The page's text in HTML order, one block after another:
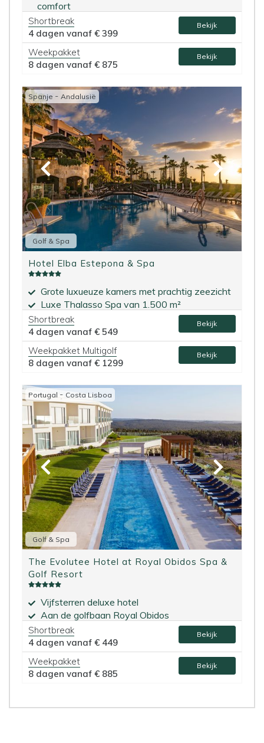
comfort
Shortbreak
4 dagen vanaf € 399
Bekijk
Weekpakket
8 dagen vanaf € 875
Bekijk
Spanje - Andalusië
Golf & Spa
Hotel Elba Estepona & Spa
Grote luxueuze kamers met prachtig zeezicht
Luxe Thalasso Spa van 1.500 m²
Shortbreak
4 dagen vanaf € 549
Bekijk
Weekpakket Multigolf
8 dagen vanaf € 1299
Bekijk
Portugal - Costa Lisboa
Golf & Spa
The Evolutee Hotel at Royal Obidos Spa &
Golf Resort
Vijfsterren deluxe hotel
Aan de golfbaan Royal Obidos
Shortbreak
4 dagen vanaf € 449
Bekijk
Weekpakket
8 dagen vanaf € 885
Bekijk